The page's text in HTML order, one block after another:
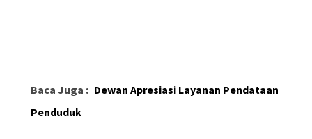
Baca Juga : Dewan Apresiasi Layanan Pendataan
Penduduk